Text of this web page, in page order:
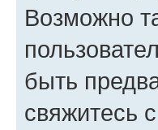
Возможно
быть
свяжитесь